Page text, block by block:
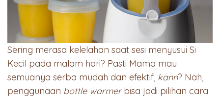
Sering merasa kelelahan saat sesi menyusui Si
Kecil pada malam hari? Pasti Mama mau
semuanya serba mudah dan efektif, kann? Nah,
penggunaan bottle warmerbisa jadi pilihan cara